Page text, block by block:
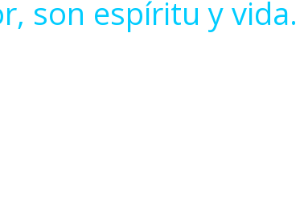
son espíritu y vida.